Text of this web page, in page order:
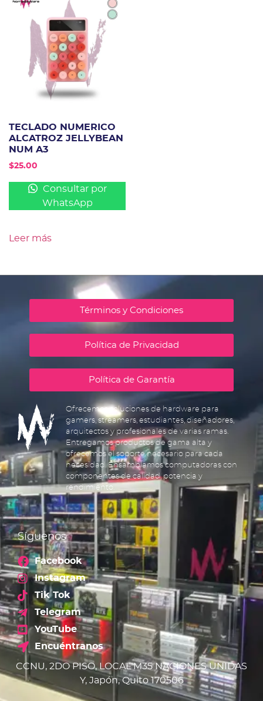
TECLADO NUMERICO
ALCATROZ JELLYBEAN
NUM A3
$25.00
Consultar por
WhatsApp
Leer más
Términos y Condiciones
Política de Privacidad
Política de Garantía
Ofrecemos soluciones de hardware para
gamers, streamers, estudiantes, diseñadores,
arquitectos y profesionales de varias ramas.
Entregamos productos de gama alta y
ofrecemos el soporte necesario para cada
necesidad. Ensamblamos computadoras con
componentes de calidad, potencia y
rendimiento.
Síguenos
Facebook
Instagram
Tik Tok
Telegram
YouTube
Encuéntranos
CCNU, 2DO PISO, LOCAL M35 NACIONES UNIDAS
Y, Japón, Quito 170506